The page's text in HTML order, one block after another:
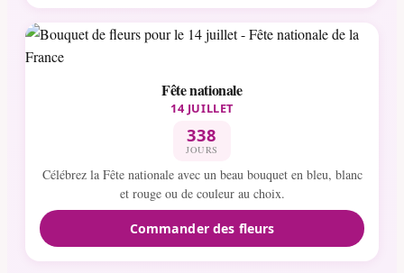
Fête nationale
14 JUILLET
338
JOURS
Célébrez la Fête nationale avec un beau bouquet en bleu, blanc
et rouge ou de couleur au choix.
Commander des fleurs